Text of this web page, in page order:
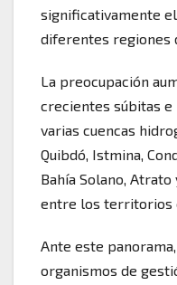
significativamente
diferentes regiones
La preocupación
crecientes súbitas e
varias cuencas
Quibdó, Istmina,
Bahía Solano,
entre los territorios
Ante este panorama,
organismos de